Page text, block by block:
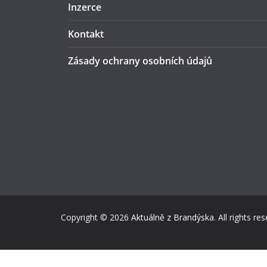
Inzerce
Kontakt
Zásady ochrany osobních údajů
Copyright © 2026 Aktuálně z Brandýska. All rights